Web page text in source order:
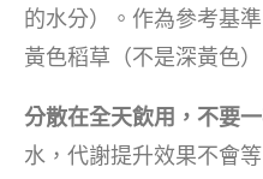
的水分）。作為參考基
黃色稻草（不是深黃色
分散在全天飲用，不要
水，代謝提升效果不會